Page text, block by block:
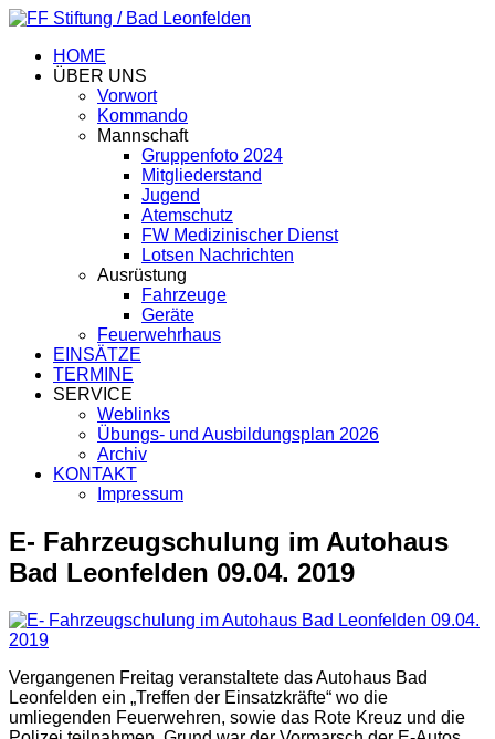
HOME
ÜBER UNS
Vorwort
Kommando
Mannschaft
Gruppenfoto 2024
Mitgliederstand
Jugend
Atemschutz
FW Medizinischer Dienst
Lotsen Nachrichten
Ausrüstung
Fahrzeuge
Geräte
Feuerwehrhaus
EINSÄTZE
TERMINE
SERVICE
Weblinks
Übungs- und Ausbildungsplan 2026
Archiv
KONTAKT
Impressum
E- Fahrzeugschulung im Autohaus
Bad Leonfelden 09.04. 2019
Vergangenen Freitag veranstaltete das Autohaus Bad
Leonfelden ein „Treffen der Einsatzkräfte“ wo die
umliegenden Feuerwehren, sowie das Rote Kreuz und die